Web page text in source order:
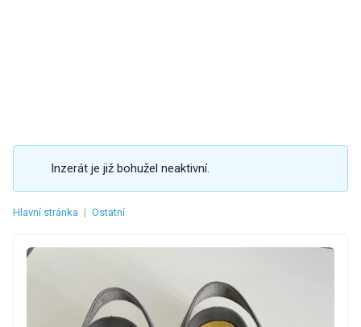
Inzerát je již bohužel neaktivní.
Hlavní stránka | Ostatní